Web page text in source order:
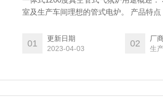
室及生产车间理想的管式电炉。 产品特
01
更新日期
2023-04-03
02
厂
生